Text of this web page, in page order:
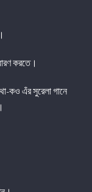
করতে।
কও এঁর সুরেলা গানে